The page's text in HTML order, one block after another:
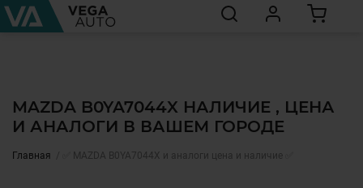
MAZDA B0YA7044X НАЛИЧИЕ , ЦЕНА
И АНАЛОГИ В ВАШЕМ ГОРОДЕ
Главная ✅ MAZDA B0YA7044X и аналоги цена и наличие ✅